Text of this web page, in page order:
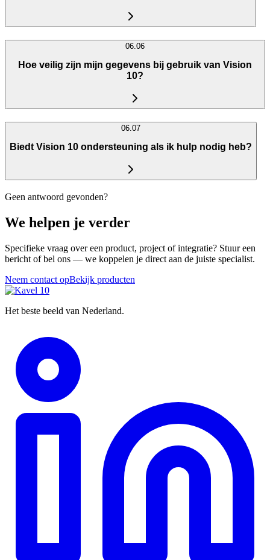
06.06
Hoe veilig zijn mijn gegevens bij gebruik van Vision
10?
06.07
Biedt Vision 10 ondersteuning als ik hulp nodig heb?
Geen antwoord gevonden?
We helpen je verder
Specifieke vraag over een product, project of integratie? Stuur een
bericht of bel ons — we koppelen je direct aan de juiste specialist.
Neem contact opBekijk producten
Het beste beeld van Nederland.